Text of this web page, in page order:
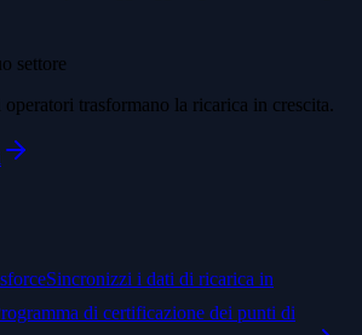
settore
trasformano la ricarica in crescita.
Sincronizzi i dati di ricarica in
di certificazione dei punti di